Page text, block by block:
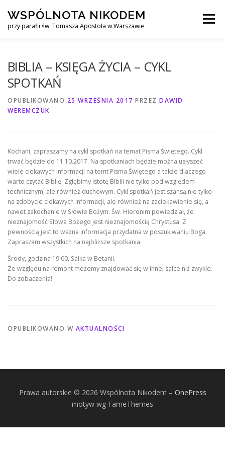
treści
WSPÓLNOTA NIKODEM
przy parafii św. Tomasza Apostoła w Warszawie
Menu
BIBLIA – KSIĘGA ŻYCIA – CYKL
SPOTKAŃ
OPUBLIKOWANO 25 WRZEŚNIA 2017 PRZEZ DAWID
WEREMCZUK
Kochani, zapraszamy na cykl spotkań na temat Pisma Świętego. Cykl
trwać będzie do 11.10.2017. Na spotkaniach będzie można usłyszeć
wiele ciekawych informacji na temt Pisma Świętego a także dlaczego
warto czytać Biblię. Zgłębimy istotę Biblii nie tylko pod względem
technicznym, ale również duchowym. Cykl spotkań jest szansą nie tylko
na zdobycie ciekawych informacji, ale również na zaciekawienie się, a
nawet zakochanie w Słowie Bożym. Św. Hieronim powiedział, że
nieznajomość Słowa Bożego jest nieznajomością Chrystusa. Z
pewnością jest to ważna informacja przydatna w poszukiwaniu Boga.
Zapraszam wszystkich na najbliższe spotkania.
Środy, godzina 19:00, Salka w Betanii.
Ze względu na remont możemy znajdować się w innej salce niż zwykle.
Do zobaczenia!
OPUBLIKOWANO W AKTUALNOŚCI
Prawa autorskie © 2026 Wspólnota Nikodem – OnePress
motyw wg FameThemes